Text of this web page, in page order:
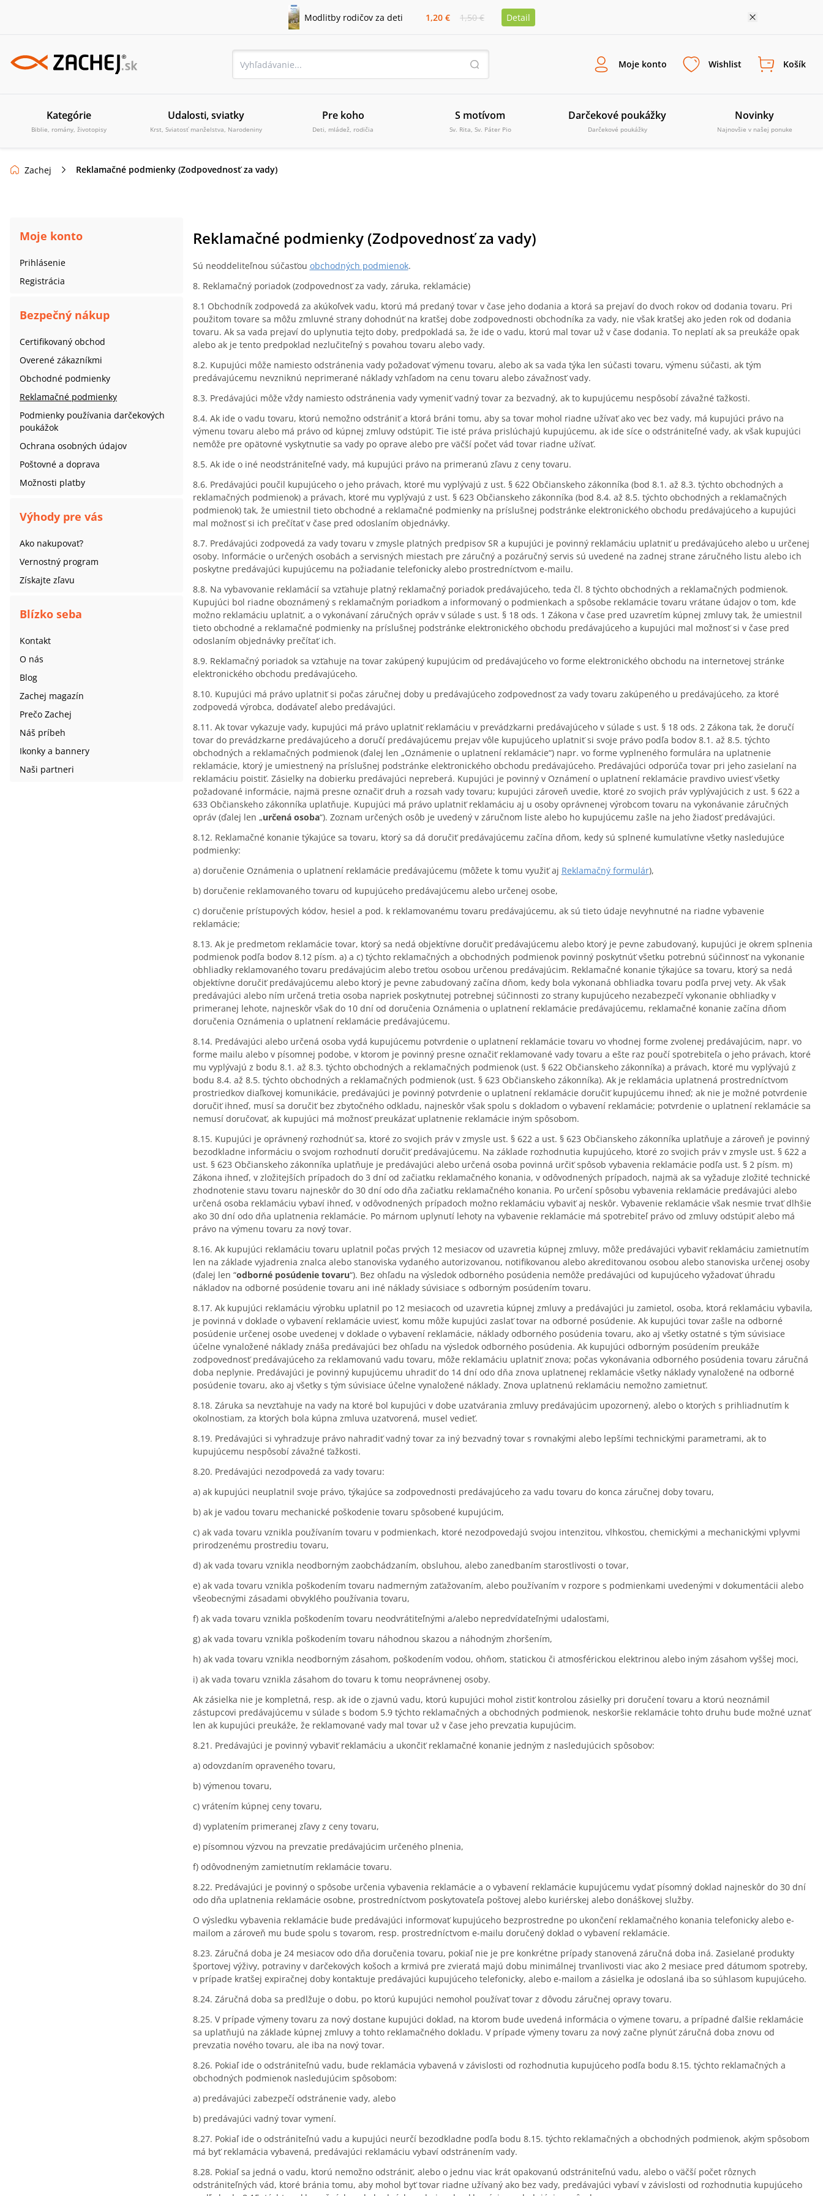
Modlitby rodičov za deti 1,20 € 1,50 € Detail
Moje konto Wishlist Košík
Kategórie
Biblie, romány, životopisy
Udalosti, sviatky
Krst, Sviatosť manželstva, Narodeniny
Pre koho
Deti, mládež, rodičia
S motívom
Sv. Rita, Sv. Páter Pio
Darčekové poukážky
Darčekové poukážky
Novinky
Najnovšie v našej ponuke
Zachej Reklamačné podmienky (Zodpovednosť za vady)
Moje konto
Prihlásenie
Registrácia
Bezpečný nákup
Certifikovaný obchod
Overené zákazníkmi
Obchodné podmienky
Reklamačné podmienky
Podmienky používania darčekových
poukážok
Ochrana osobných údajov
Poštovné a doprava
Možnosti platby
Výhody pre vás
Ako nakupovať?
Vernostný program
Získajte zľavu
Blízko seba
Kontakt
O nás
Blog
Zachej magazín
Prečo Zachej
Náš príbeh
Ikonky a bannery
Naši partneri
Reklamačné podmienky (Zodpovednosť za vady)
Sú neoddeliteľnou súčasťou obchodných podmienok.
8. Reklamačný poriadok (zodpovednosť za vady, záruka, reklamácie)
8.1 Obchodník zodpovedá za akúkoľvek vadu, ktorú má predaný tovar v čase jeho dodania a ktorá sa prejaví do dvoch rokov od dodania tovaru. Pri
použitom tovare sa môžu zmluvné strany dohodnúť na kratšej dobe zodpovednosti obchodníka za vady, nie však kratšej ako jeden rok od dodania
tovaru. Ak sa vada prejaví do uplynutia tejto doby, predpokladá sa, že ide o vadu, ktorú mal tovar už v čase dodania. To neplatí ak sa preukáže opak
alebo ak je tento predpoklad nezlučiteľný s povahou tovaru alebo vady.
8.2. Kupujúci môže namiesto odstránenia vady požadovať výmenu tovaru, alebo ak sa vada týka len súčasti tovaru, výmenu súčasti, ak tým
predávajúcemu nevzniknú neprimerané náklady vzhľadom na cenu tovaru alebo závažnosť vady.
8.3. Predávajúci môže vždy namiesto odstránenia vady vymeniť vadný tovar za bezvadný, ak to kupujúcemu nespôsobí závažné ťažkosti.
8.4. Ak ide o vadu tovaru, ktorú nemožno odstrániť a ktorá bráni tomu, aby sa tovar mohol riadne užívať ako vec bez vady, má kupujúci právo na
výmenu tovaru alebo má právo od kúpnej zmluvy odstúpiť. Tie isté práva prislúchajú kupujúcemu, ak ide síce o odstrániteľné vady, ak však kupujúci
nemôže pre opätovné vyskytnutie sa vady po oprave alebo pre väčší počet vád tovar riadne užívať.
8.5. Ak ide o iné neodstrániteľné vady, má kupujúci právo na primeranú zľavu z ceny tovaru.
8.6. Predávajúci poučil kupujúceho o jeho právach, ktoré mu vyplývajú z ust. § 622 Občianskeho zákonníka (bod 8.1. až 8.3. týchto obchodných a
reklamačných podmienok) a právach, ktoré mu vyplývajú z ust. § 623 Občianskeho zákonníka (bod 8.4. až 8.5. týchto obchodných a reklamačných
podmienok) tak, že umiestnil tieto obchodné a reklamačné podmienky na príslušnej podstránke elektronického obchodu predávajúceho a kupujúci
mal možnosť si ich prečítať v čase pred odoslaním objednávky.
8.7. Predávajúci zodpovedá za vady tovaru v zmysle platných predpisov SR a kupujúci je povinný reklamáciu uplatniť u predávajúceho alebo u určenej
osoby. Informácie o určených osobách a servisných miestach pre záručný a pozáručný servis sú uvedené na zadnej strane záručného listu alebo ich
poskytne predávajúci kupujúcemu na požiadanie telefonicky alebo prostredníctvom e-mailu.
8.8. Na vybavovanie reklamácií sa vzťahuje platný reklamačný poriadok predávajúceho, teda čl. 8 týchto obchodných a reklamačných podmienok.
Kupujúci bol riadne oboznámený s reklamačným poriadkom a informovaný o podmienkach a spôsobe reklamácie tovaru vrátane údajov o tom, kde
možno reklamáciu uplatniť, a o vykonávaní záručných opráv v súlade s ust. § 18 ods. 1 Zákona v čase pred uzavretím kúpnej zmluvy tak, že umiestnil
tieto obchodné a reklamačné podmienky na príslušnej podstránke elektronického obchodu predávajúceho a kupujúci mal možnosť si v čase pred
odoslaním objednávky prečítať ich.
8.9. Reklamačný poriadok sa vzťahuje na tovar zakúpený kupujúcim od predávajúceho vo forme elektronického obchodu na internetovej stránke
elektronického obchodu predávajúceho.
8.10. Kupujúci má právo uplatniť si počas záručnej doby u predávajúceho zodpovednosť za vady tovaru zakúpeného u predávajúceho, za ktoré
zodpovedá výrobca, dodávateľ alebo predávajúci.
8.11. Ak tovar vykazuje vady, kupujúci má právo uplatniť reklamáciu v prevádzkarni predávajúceho v súlade s ust. § 18 ods. 2 Zákona tak, že doručí
tovar do prevádzkarne predávajúceho a doručí predávajúcemu prejav vôle kupujúceho uplatniť si svoje právo podľa bodov 8.1. až 8.5. týchto
obchodných a reklamačných podmienok (ďalej len „Oznámenie o uplatnení reklamácie“) napr. vo forme vyplneného formulára na uplatnenie
reklamácie, ktorý je umiestnený na príslušnej podstránke elektronického obchodu predávajúceho. Predávajúci odporúča tovar pri jeho zasielaní na
reklamáciu poistiť. Zásielky na dobierku predávajúci nepreberá. Kupujúci je povinný v Oznámení o uplatnení reklamácie pravdivo uviesť všetky
požadované informácie, najmä presne označiť druh a rozsah vady tovaru; kupujúci zároveň uvedie, ktoré zo svojich práv vyplývajúcich z ust. § 622 a
633 Občianskeho zákonníka uplatňuje. Kupujúci má právo uplatniť reklamáciu aj u osoby oprávnenej výrobcom tovaru na vykonávanie záručných
opráv (ďalej len „určená osoba“). Zoznam určených osôb je uvedený v záručnom liste alebo ho kupujúcemu zašle na jeho žiadosť predávajúci.
8.12. Reklamačné konanie týkajúce sa tovaru, ktorý sa dá doručiť predávajúcemu začína dňom, kedy sú splnené kumulatívne všetky nasledujúce
podmienky:
a) doručenie Oznámenia o uplatnení reklamácie predávajúcemu (môžete k tomu využiť aj Reklamačný formulár),
b) doručenie reklamovaného tovaru od kupujúceho predávajúcemu alebo určenej osobe,
c) doručenie prístupových kódov, hesiel a pod. k reklamovanému tovaru predávajúcemu, ak sú tieto údaje nevyhnutné na riadne vybavenie
reklamácie;
8.13. Ak je predmetom reklamácie tovar, ktorý sa nedá objektívne doručiť predávajúcemu alebo ktorý je pevne zabudovaný, kupujúci je okrem splnenia
podmienok podľa bodov 8.12 písm. a) a c) týchto reklamačných a obchodných podmienok povinný poskytnúť všetku potrebnú súčinnosť na vykonanie
obhliadky reklamovaného tovaru predávajúcim alebo treťou osobou určenou predávajúcim. Reklamačné konanie týkajúce sa tovaru, ktorý sa nedá
objektívne doručiť predávajúcemu alebo ktorý je pevne zabudovaný začína dňom, kedy bola vykonaná obhliadka tovaru podľa prvej vety. Ak však
predávajúci alebo ním určená tretia osoba napriek poskytnutej potrebnej súčinnosti zo strany kupujúceho nezabezpečí vykonanie obhliadky v
primeranej lehote, najneskôr však do 10 dní od doručenia Oznámenia o uplatnení reklamácie predávajúcemu, reklamačné konanie začína dňom
doručenia Oznámenia o uplatnení reklamácie predávajúcemu.
8.14. Predávajúci alebo určená osoba vydá kupujúcemu potvrdenie o uplatnení reklamácie tovaru vo vhodnej forme zvolenej predávajúcim, napr. vo
forme mailu alebo v písomnej podobe, v ktorom je povinný presne označiť reklamované vady tovaru a ešte raz poučí spotrebiteľa o jeho právach, ktoré
mu vyplývajú z bodu 8.1. až 8.3. týchto obchodných a reklamačných podmienok (ust. § 622 Občianskeho zákonníka) a právach, ktoré mu vyplývajú z
bodu 8.4. až 8.5. týchto obchodných a reklamačných podmienok (ust. § 623 Občianskeho zákonníka). Ak je reklamácia uplatnená prostredníctvom
prostriedkov diaľkovej komunikácie, predávajúci je povinný potvrdenie o uplatnení reklamácie doručiť kupujúcemu ihneď; ak nie je možné potvrdenie
doručiť ihneď, musí sa doručiť bez zbytočného odkladu, najneskôr však spolu s dokladom o vybavení reklamácie; potvrdenie o uplatnení reklamácie sa
nemusí doručovať, ak kupujúci má možnosť preukázať uplatnenie reklamácie iným spôsobom.
8.15. Kupujúci je oprávnený rozhodnúť sa, ktoré zo svojich práv v zmysle ust. § 622 a ust. § 623 Občianskeho zákonníka uplatňuje a zároveň je povinný
bezodkladne informáciu o svojom rozhodnutí doručiť predávajúcemu. Na základe rozhodnutia kupujúceho, ktoré zo svojich práv v zmysle ust. § 622 a
ust. § 623 Občianskeho zákonníka uplatňuje je predávajúci alebo určená osoba povinná určiť spôsob vybavenia reklamácie podľa ust. § 2 písm. m)
Zákona ihneď, v zložitejších prípadoch do 3 dní od začiatku reklamačného konania, v odôvodnených prípadoch, najmä ak sa vyžaduje zložité technické
zhodnotenie stavu tovaru najneskôr do 30 dní odo dňa začiatku reklamačného konania. Po určení spôsobu vybavenia reklamácie predávajúci alebo
určená osoba reklamáciu vybaví ihneď, v odôvodnených prípadoch možno reklamáciu vybaviť aj neskôr. Vybavenie reklamácie však nesmie trvať dlhšie
ako 30 dní odo dňa uplatnenia reklamácie. Po márnom uplynutí lehoty na vybavenie reklamácie má spotrebiteľ právo od zmluvy odstúpiť alebo má
právo na výmenu tovaru za nový tovar.
8.16. Ak kupujúci reklamáciu tovaru uplatnil počas prvých 12 mesiacov od uzavretia kúpnej zmluvy, môže predávajúci vybaviť reklamáciu zamietnutím
len na základe vyjadrenia znalca alebo stanoviska vydaného autorizovanou, notifikovanou alebo akreditovanou osobou alebo stanoviska určenej osoby
(ďalej len “odborné posúdenie tovaru“). Bez ohľadu na výsledok odborného posúdenia nemôže predávajúci od kupujúceho vyžadovať úhradu
nákladov na odborné posúdenie tovaru ani iné náklady súvisiace s odborným posúdením tovaru.
8.17. Ak kupujúci reklamáciu výrobku uplatnil po 12 mesiacoch od uzavretia kúpnej zmluvy a predávajúci ju zamietol, osoba, ktorá reklamáciu vybavila,
je povinná v doklade o vybavení reklamácie uviesť, komu môže kupujúci zaslať tovar na odborné posúdenie. Ak kupujúci tovar zašle na odborné
posúdenie určenej osobe uvedenej v doklade o vybavení reklamácie, náklady odborného posúdenia tovaru, ako aj všetky ostatné s tým súvisiace
účelne vynaložené náklady znáša predávajúci bez ohľadu na výsledok odborného posúdenia. Ak kupujúci odborným posúdením preukáže
zodpovednosť predávajúceho za reklamovanú vadu tovaru, môže reklamáciu uplatniť znova; počas vykonávania odborného posúdenia tovaru záručná
doba neplynie. Predávajúci je povinný kupujúcemu uhradiť do 14 dní odo dňa znova uplatnenej reklamácie všetky náklady vynaložené na odborné
posúdenie tovaru, ako aj všetky s tým súvisiace účelne vynaložené náklady. Znova uplatnenú reklamáciu nemožno zamietnuť.
8.18. Záruka sa nevzťahuje na vady na ktoré bol kupujúci v dobe uzatvárania zmluvy predávajúcim upozornený, alebo o ktorých s prihliadnutím k
okolnostiam, za ktorých bola kúpna zmluva uzatvorená, musel vedieť.
8.19. Predávajúci si vyhradzuje právo nahradiť vadný tovar za iný bezvadný tovar s rovnakými alebo lepšími technickými parametrami, ak to
kupujúcemu nespôsobí závažné ťažkosti.
8.20. Predávajúci nezodpovedá za vady tovaru:
a) ak kupujúci neuplatnil svoje právo, týkajúce sa zodpovednosti predávajúceho za vadu tovaru do konca záručnej doby tovaru,
b) ak je vadou tovaru mechanické poškodenie tovaru spôsobené kupujúcim,
c) ak vada tovaru vznikla používaním tovaru v podmienkach, ktoré nezodpovedajú svojou intenzitou, vlhkosťou, chemickými a mechanickými vplyvmi
prirodzenému prostrediu tovaru,
d) ak vada tovaru vznikla neodborným zaobchádzaním, obsluhou, alebo zanedbaním starostlivosti o tovar,
e) ak vada tovaru vznikla poškodením tovaru nadmerným zaťažovaním, alebo používaním v rozpore s podmienkami uvedenými v dokumentácii alebo
všeobecnými zásadami obvyklého používania tovaru,
f) ak vada tovaru vznikla poškodením tovaru neodvrátiteľnými a/alebo nepredvídateľnými udalosťami,
g) ak vada tovaru vznikla poškodením tovaru náhodnou skazou a náhodným zhoršením,
h) ak vada tovaru vznikla neodborným zásahom, poškodením vodou, ohňom, statickou či atmosférickou elektrinou alebo iným zásahom vyššej moci,
i) ak vada tovaru vznikla zásahom do tovaru k tomu neoprávnenej osoby.
Ak zásielka nie je kompletná, resp. ak ide o zjavnú vadu, ktorú kupujúci mohol zistiť kontrolou zásielky pri doručení tovaru a ktorú neoznámil
zástupcovi predávajúcemu v súlade s bodom 5.9 týchto reklamačných a obchodných podmienok, neskoršie reklamácie tohto druhu bude možné uznať
len ak kupujúci preukáže, že reklamované vady mal tovar už v čase jeho prevzatia kupujúcim.
8.21. Predávajúci je povinný vybaviť reklamáciu a ukončiť reklamačné konanie jedným z nasledujúcich spôsobov:
a) odovzdaním opraveného tovaru,
b) výmenou tovaru,
c) vrátením kúpnej ceny tovaru,
d) vyplatením primeranej zľavy z ceny tovaru,
e) písomnou výzvou na prevzatie predávajúcim určeného plnenia,
f) odôvodneným zamietnutím reklamácie tovaru.
8.22. Predávajúci je povinný o spôsobe určenia vybavenia reklamácie a o vybavení reklamácie kupujúcemu vydať písomný doklad najneskôr do 30 dní
odo dňa uplatnenia reklamácie osobne, prostredníctvom poskytovateľa poštovej alebo kuriérskej alebo donáškovej služby.
O výsledku vybavenia reklamácie bude predávajúci informovať kupujúceho bezprostredne po ukončení reklamačného konania telefonicky alebo e-
mailom a zároveň mu bude spolu s tovarom, resp. prostredníctvom e-mailu doručený doklad o vybavení reklamácie.
8.23. Záručná doba je 24 mesiacov odo dňa doručenia tovaru, pokiaľ nie je pre konkrétne prípady stanovená záručná doba iná. Zasielané produkty
športovej výživy, potraviny v darčekových košoch a krmivá pre zvieratá majú dobu minimálnej trvanlivosti viac ako 2 mesiace pred dátumom spotreby,
v prípade kratšej expiračnej doby kontaktuje predávajúci kupujúceho telefonicky, alebo e-mailom a zásielka je odoslaná iba so súhlasom kupujúceho.
8.24. Záručná doba sa predlžuje o dobu, po ktorú kupujúci nemohol používať tovar z dôvodu záručnej opravy tovaru.
8.25. V prípade výmeny tovaru za nový dostane kupujúci doklad, na ktorom bude uvedená informácia o výmene tovaru, a prípadné ďalšie reklamácie
sa uplatňujú na základe kúpnej zmluvy a tohto reklamačného dokladu. V prípade výmeny tovaru za nový začne plynúť záručná doba znovu od
prevzatia nového tovaru, ale iba na nový tovar.
8.26. Pokiaľ ide o odstrániteľnú vadu, bude reklamácia vybavená v závislosti od rozhodnutia kupujúceho podľa bodu 8.15. týchto reklamačných a
obchodných podmienok nasledujúcim spôsobom:
a) predávajúci zabezpečí odstránenie vady, alebo
b) predávajúci vadný tovar vymení.
8.27. Pokiaľ ide o odstrániteľnú vadu a kupujúci neurčí bezodkladne podľa bodu 8.15. týchto reklamačných a obchodných podmienok, akým spôsobom
má byť reklamácia vybavená, predávajúci reklamáciu vybaví odstránením vady.
8.28. Pokiaľ sa jedná o vadu, ktorú nemožno odstrániť, alebo o jednu viac krát opakovanú odstrániteľnú vadu, alebo o väčší počet rôznych
odstrániteľných vád, ktoré bránia tomu, aby mohol byť tovar riadne užívaný ako bez vady, predávajúci vybaví v závislosti od rozhodnutia kupujúceho